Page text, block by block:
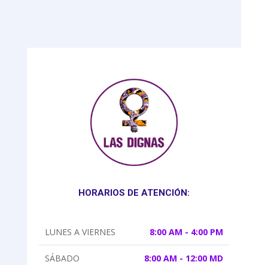
HORARIOS DE ATENCIÓN:
LUNES A VIERNES 8:00 AM - 4:00 PM
SÁBADO 8:00 AM - 12:00 MD